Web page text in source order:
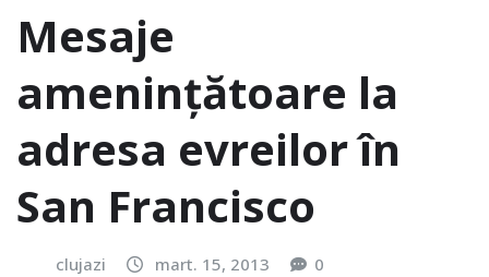
Mesaje
amenințătoare la
adresa evreilor în
San Francisco
clujazi mart. 15, 2013 0